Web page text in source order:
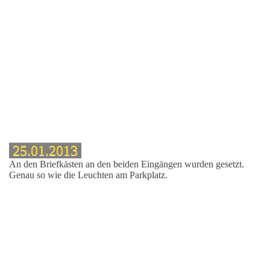
25.01.2013
An den Briefkästen an den beiden Eingängen wurden gesetzt.
Genau so wie die Leuchten am Parkplatz.